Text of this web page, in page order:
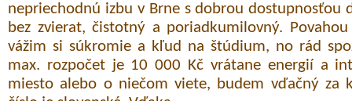
nepriechodnú izbu v Brne s dobrou dostupnosťou
bez zvierat, čistotný a poriadkumilovný.
vážim si súkromie a kľud na štúdium, no rád
max. rozpočet je 10 000 Kč vrátane energií a
miesto alebo o niečom viete, budem vďačný za